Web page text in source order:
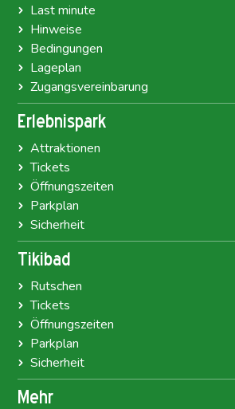
Last minute
Hinweise
Bedingungen
Lageplan
Zugangsvereinbarung
Erlebnispark
Attraktionen
Tickets
Öffnungszeiten
Parkplan
Sicherheit
Tikibad
Rutschen
Tickets
Öffnungszeiten
Parkplan
Sicherheit
Mehr